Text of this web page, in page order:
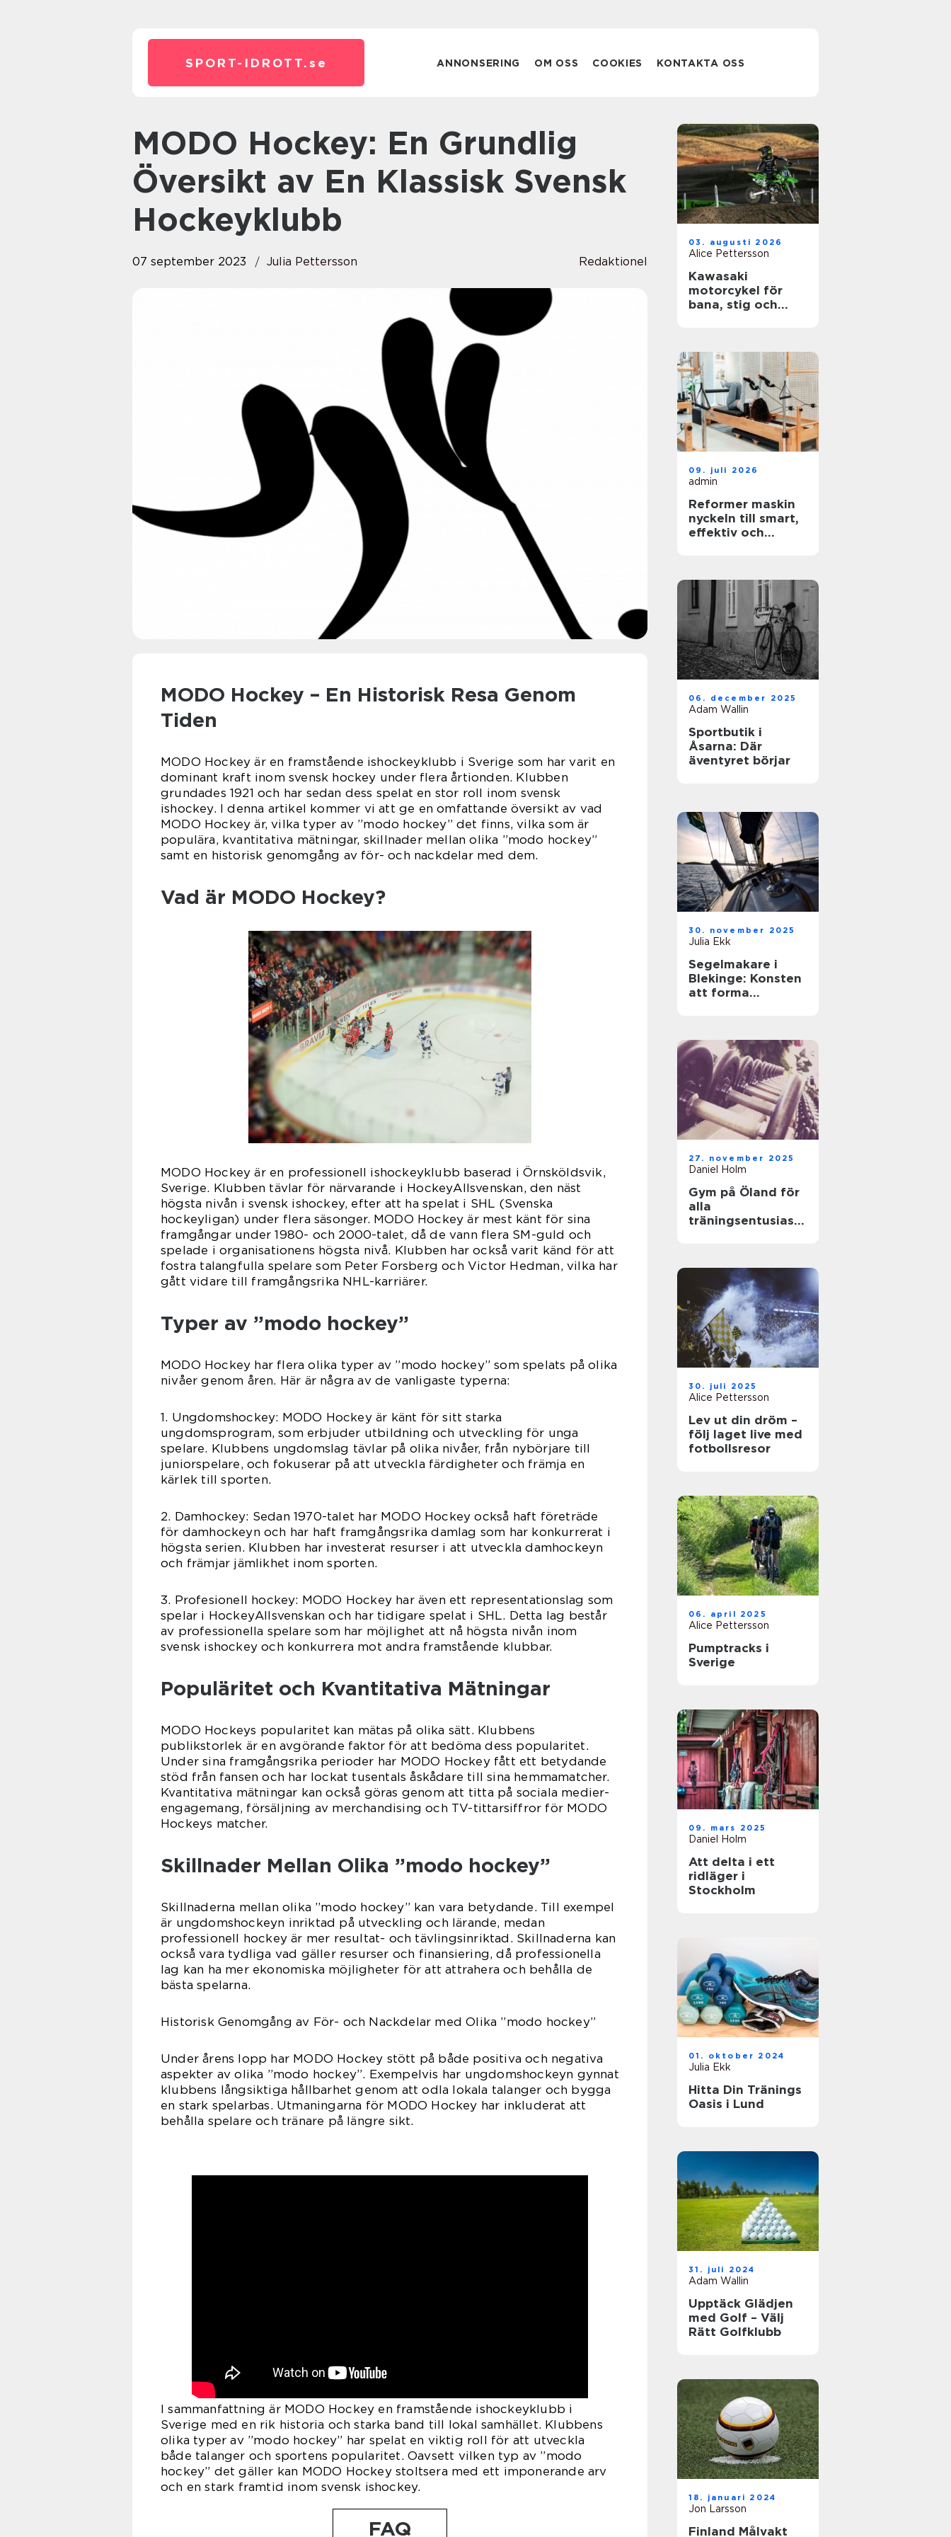
SPORT-IDROTT. se ANNONSERING OM OSS COOKIES KONTAKTA OSS
MODO Hockey: En Grundlig
Översikt av En Klassisk Svensk
Hockeyklubb
07 september 2023 Julia Pettersson Redaktionel
MODO Hockey – En Historisk Resa Genom
Tiden
MODO Hockey är en framstående ishockeyklubb i Sverige som har varit en
dominant kraft inom svensk hockey under flera årtionden. Klubben
grundades 1921 och har sedan dess spelat en stor roll inom svensk
ishockey. I denna artikel kommer vi att ge en omfattande översikt av vad
MODO Hockey är, vilka typer av ”modo hockey” det finns, vilka som är
populära, kvantitativa mätningar, skillnader mellan olika ”modo hockey”
samt en historisk genomgång av för- och nackdelar med dem.
Vad är MODO Hockey?
MODO Hockey är en professionell ishockeyklubb baserad i Örnsköldsvik,
Sverige. Klubben tävlar för närvarande i HockeyAllsvenskan, den näst
högsta nivån i svensk ishockey, efter att ha spelat i SHL (Svenska
hockeyligan) under flera säsonger. MODO Hockey är mest känt för sina
framgångar under 1980- och 2000-talet, då de vann flera SM-guld och
spelade i organisationens högsta nivå. Klubben har också varit känd för att
fostra talangfulla spelare som Peter Forsberg och Victor Hedman, vilka har
gått vidare till framgångsrika NHL-karriärer.
Typer av ”modo hockey”
MODO Hockey har flera olika typer av ”modo hockey” som spelats på olika
nivåer genom åren. Här är några av de vanligaste typerna:
1. Ungdomshockey: MODO Hockey är känt för sitt starka
ungdomsprogram, som erbjuder utbildning och utveckling för unga
spelare. Klubbens ungdomslag tävlar på olika nivåer, från nybörjare till
juniorspelare, och fokuserar på att utveckla färdigheter och främja en
kärlek till sporten.
2. Damhockey: Sedan 1970-talet har MODO Hockey också haft företräde
för damhockeyn och har haft framgångsrika damlag som har konkurrerat i
högsta serien. Klubben har investerat resurser i att utveckla damhockeyn
och främjar jämlikhet inom sporten.
3. Profesionell hockey: MODO Hockey har även ett representationslag som
spelar i HockeyAllsvenskan och har tidigare spelat i SHL. Detta lag består
av professionella spelare som har möjlighet att nå högsta nivån inom
svensk ishockey och konkurrera mot andra framstående klubbar.
Populäritet och Kvantitativa Mätningar
MODO Hockeys popularitet kan mätas på olika sätt. Klubbens
publikstorlek är en avgörande faktor för att bedöma dess popularitet.
Under sina framgångsrika perioder har MODO Hockey fått ett betydande
stöd från fansen och har lockat tusentals åskådare till sina hemmamatcher.
Kvantitativa mätningar kan också göras genom att titta på sociala medier-
engagemang, försäljning av merchandising och TV-tittarsiffror för MODO
Hockeys matcher.
Skillnader Mellan Olika ”modo hockey”
Skillnaderna mellan olika ”modo hockey” kan vara betydande. Till exempel
är ungdomshockeyn inriktad på utveckling och lärande, medan
professionell hockey är mer resultat- och tävlingsinriktad. Skillnaderna kan
också vara tydliga vad gäller resurser och finansiering, då professionella
lag kan ha mer ekonomiska möjligheter för att attrahera och behålla de
bästa spelarna.
Historisk Genomgång av För- och Nackdelar med Olika ”modo hockey”
Under årens lopp har MODO Hockey stött på både positiva och negativa
aspekter av olika ”modo hockey”. Exempelvis har ungdomshockeyn gynnat
klubbens långsiktiga hållbarhet genom att odla lokala talanger och bygga
en stark spelarbas. Utmaningarna för MODO Hockey har inkluderat att
behålla spelare och tränare på längre sikt.
I sammanfattning är MODO Hockey en framstående ishockeyklubb i
Sverige med en rik historia och starka band till lokal samhället. Klubbens
olika typer av ”modo hockey” har spelat en viktig roll för att utveckla
både talanger och sportens popularitet. Oavsett vilken typ av ”modo
hockey” det gäller kan MODO Hockey stoltsera med ett imponerande arv
och en stark framtid inom svensk ishockey.
FAQ
03. augusti 2026
Alice Pettersson
Kawasaki
motorcykel för
bana, stig och
09. juli 2026
admin
Reformer maskin
nyckeln till smart,
effektiv och
06. december 2025
Adam Wallin
Sportbutik i
Åsarna: Där
äventyret börjar
30. november 2025
Julia Ekk
Segelmakare i
Blekinge: Konsten
att forma
27. november 2025
Daniel Holm
Gym på Öland för
alla
träningsentusiaste
30. juli 2025
Alice Pettersson
Lev ut din dröm –
följ laget live med
fotbollsresor
06. april 2025
Alice Pettersson
Pumptracks i
Sverige
09. mars 2025
Daniel Holm
Att delta i ett
ridläger i
Stockholm
01. oktober 2024
Julia Ekk
Hitta Din Tränings
Oasis i Lund
31. juli 2024
Adam Wallin
Upptäck Glädjen
med Golf – Välj
Rätt Golfklubb
18. januari 2024
Jon Larsson
Finland Målvakt